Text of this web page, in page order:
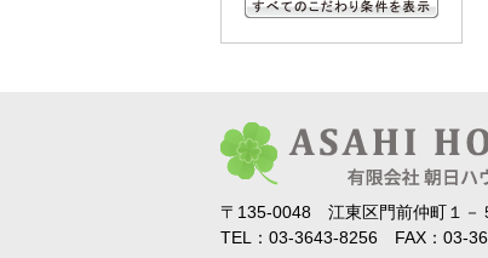
〒135-0048 江東区門前仲町１－
TEL：03-3643-8256 FAX：03-